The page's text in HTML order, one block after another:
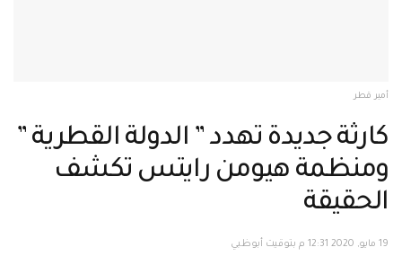
أمير قطر
كارثة جديدة تهدد ” الدولة القطرية ”
ومنظمة هيومن رايتس تكشف
الحقيقة
19 مايو, 2020 12:31 م بتوقيت أبوظبي